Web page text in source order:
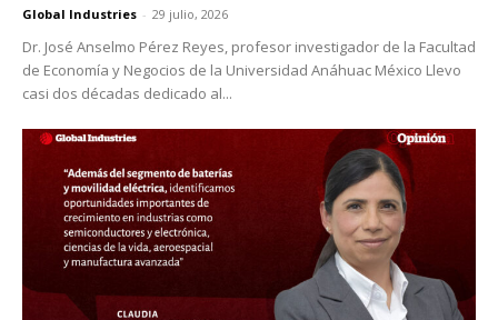
Global Industries - 29 julio, 2026
Dr. José Anselmo Pérez Reyes, profesor investigador de la Facultad
de Economía y Negocios de la Universidad Anáhuac México Llevo
casi dos décadas dedicado al...